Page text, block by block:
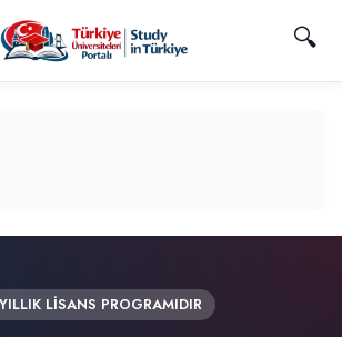
🔍
LİSANS PROGRAMIDIR